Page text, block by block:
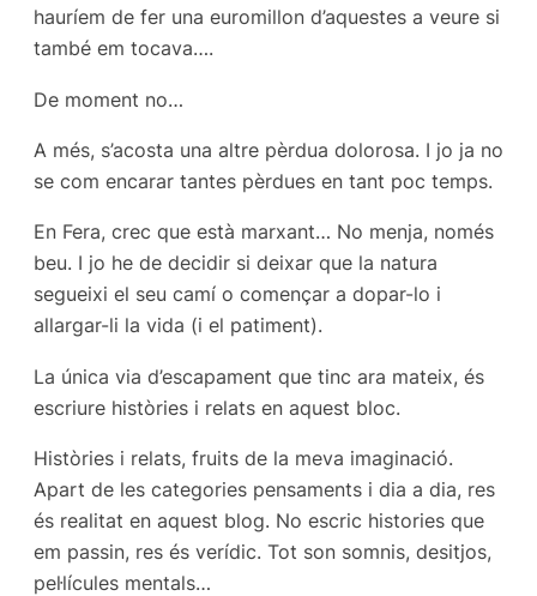
hauríem de fer una euromillon d’aquestes a veure si
també em tocava….
De moment no…
A més, s’acosta una altre pèrdua dolorosa. I jo ja no
se com encarar tantes pèrdues en tant poc temps.
En Fera, crec que està marxant… No menja, només
beu. I jo he de decidir si deixar que la natura
segueixi el seu camí o començar a dopar-lo i
allargar-li la vida (i el patiment).
La única via d’escapament que tinc ara mateix, és
escriure històries i relats en aquest bloc.
Històries i relats, fruits de la meva imaginació.
Apart de les categories pensaments i dia a dia, res
és realitat en aquest blog. No escric histories que
em passin, res és verídic. Tot son somnis, desitjos,
pel·lícules mentals…